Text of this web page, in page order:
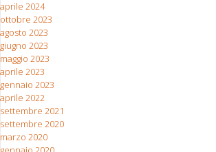
aprile 2024
ottobre 2023
agosto 2023
giugno 2023
maggio 2023
aprile 2023
gennaio 2023
aprile 2022
settembre 2021
settembre 2020
marzo 2020